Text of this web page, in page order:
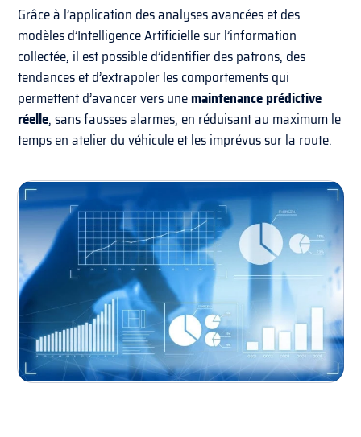
Grâce à l’application des analyses avancées et des
modèles d’Intelligence Artificielle sur l’information
collectée, il est possible d’identifier des patrons, des
tendances et d’extrapoler les comportements qui
permettent d’avancer vers unemaintenance prédictive
réelle, sans fausses alarmes, en réduisant au maximum le
temps en atelier du véhicule et les imprévus sur la route.